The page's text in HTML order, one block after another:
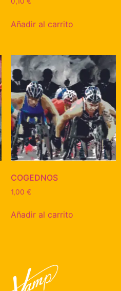
Añadir al carrito
COGEDNOS
1,00 €
Añadir al carrito